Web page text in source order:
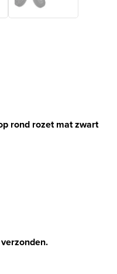
rond rozet mat zwart